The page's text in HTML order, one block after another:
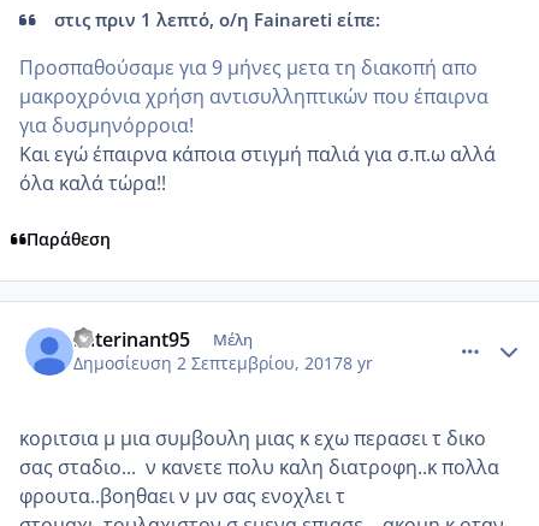
στις πριν 1 λεπτό, ο/η Fainareti είπε:
Προσπαθούσαμε για 9 μήνες μετα τη διακοπή απο
μακροχρόνια χρήση αντισυλληπτικών που έπαιρνα
για δυσμηνόρροια!
Και εγώ έπαιρνα κάποια στιγμή παλιά για σ.π.ω αλλά
όλα καλά τώρα!!
Παράθεση
katerinant95 Μέλη
Δημοσίευση 2 Σεπτεμβρίου, 20178 yr
κοριτσια μ μια συμβουλη μιας κ εχω περασει τ δικο
σας σταδιο... ν κανετε πολυ καλη διατροφη..κ πολλα
φρουτα..βοηθαει ν μν σας ενοχλει τ